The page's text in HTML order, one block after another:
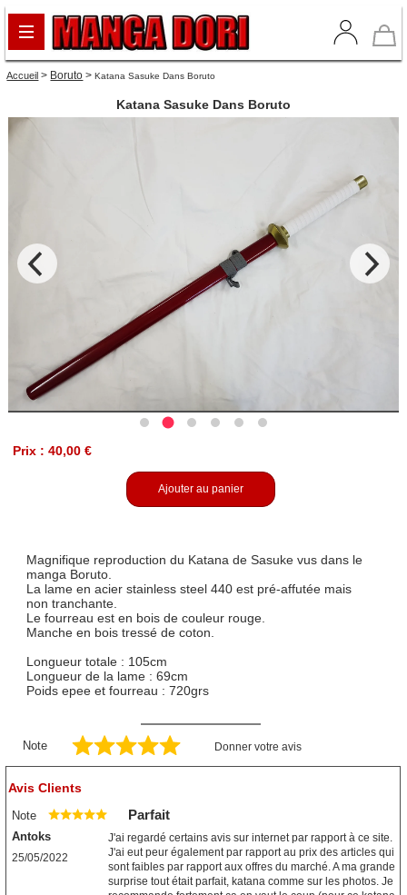
Accueil > Boruto >Katana Sasuke Dans Boruto
Katana Sasuke Dans Boruto
Prix : 40,00 €
Ajouter au panier
Magnifique reproduction du Katana de Sasuke vus dans le
manga Boruto.
La lame en acier stainless steel 440 est pré-affutée mais
non tranchante.
Le fourreau est en bois de couleur rouge.
Manche en bois tressé de coton.
Longueur totale : 105cm
Longueur de la lame : 69cm
Poids epee et fourreau : 720grs
Note Donner votre avis
Avis Clients
Note Parfait
Antoks
25/05/2022
J'ai regardé certains avis sur internet par rapport à ce site.
J'ai eut peur également par rapport au prix des articles qui
sont faibles par rapport aux offres du marché. A ma grande
surprise tout était parfait, katana comme sur les photos. Je